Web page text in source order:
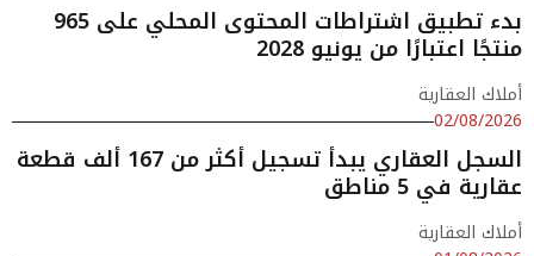
بدء تطبيق اشتراطات المحتوى المحلي على 965
منتجًا اعتبارًا من يونيو 2028
أملاك العقارية
02/08/2026
السجل العقاري يبدأ تسجيل أكثر من 167 ألف قطعة
عقارية في 5 مناطق
أملاك العقارية